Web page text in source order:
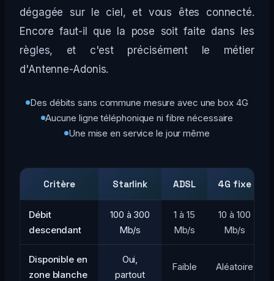
dégagée sur le ciel, et vous êtes connecté.
Encore faut-il que la pose soit faite dans les
règles, et c'est précisément le métier
d'Antenne-Adonis.
Des débits sans commune mesure avec une box 4G
Aucune ligne téléphonique ni fibre nécessaire
Une mise en service le jour même
Critère Starlink ADSL 4G fixe
Débit
descendant
100 à 300
Mb/s
1 à 15
Mb/s
10 à 100
Mb/s
Disponible en
zone blanche
Oui,
partout
Faible Aléatoire